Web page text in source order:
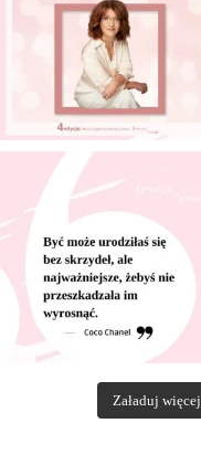
Załaduj więcej